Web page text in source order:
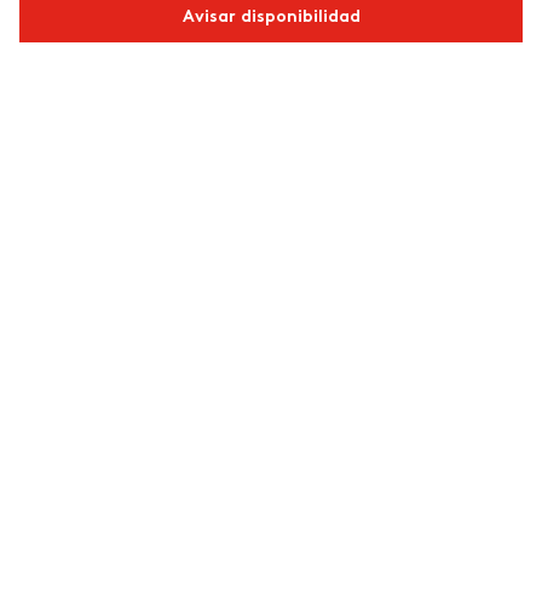
Avisar disponibilidad
Agregar comentario
Más reciente